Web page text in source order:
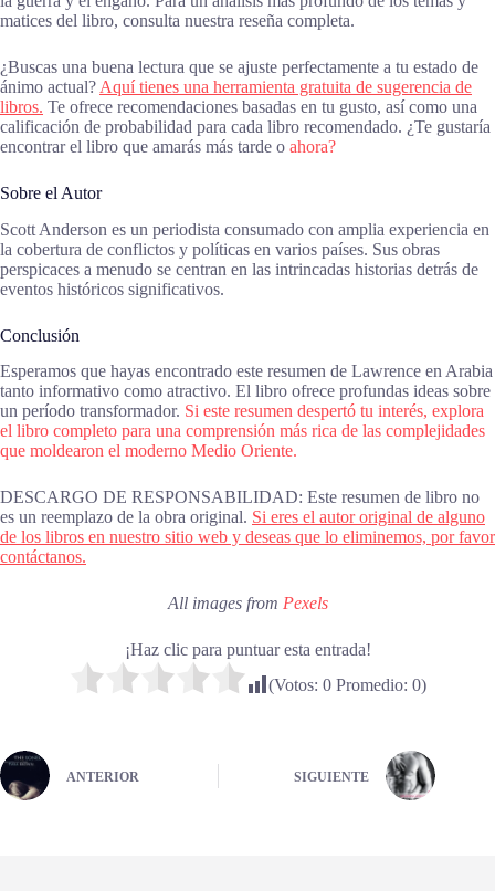
matices del libro, consulta nuestra reseña completa.
¿Buscas una buena lectura que se ajuste perfectamente a tu estado de
ánimo actual? Aquí tienes una herramienta gratuita de sugerencia de
libros. Te ofrece recomendaciones basadas en tu gusto, así como una
calificación de probabilidad para cada libro recomendado. ¿Te gustaría
encontrar el libro que amarás más tarde o ahora?
Sobre el Autor
Scott Anderson es un periodista consumado con amplia experiencia en
la cobertura de conflictos y políticas en varios países. Sus obras
perspicaces a menudo se centran en las intrincadas historias detrás de
eventos históricos significativos.
Conclusión
Esperamos que hayas encontrado este resumen de Lawrence en Arabia
tanto informativo como atractivo. El libro ofrece profundas ideas sobre
un período transformador. Si este resumen despertó tu interés, explora
el libro completo para una comprensión más rica de las complejidades
que moldearon el moderno Medio Oriente.
DESCARGO DE RESPONSABILIDAD: Este resumen de libro no
es un reemplazo de la obra original. Si eres el autor original de alguno
de los libros en nuestro sitio web y deseas que lo eliminemos, por favor
contáctanos.
All images from Pexels
¡Haz clic para puntuar esta entrada!
(Votos: 0Promedio: 0)
ANTERIOR SIGUIENTE